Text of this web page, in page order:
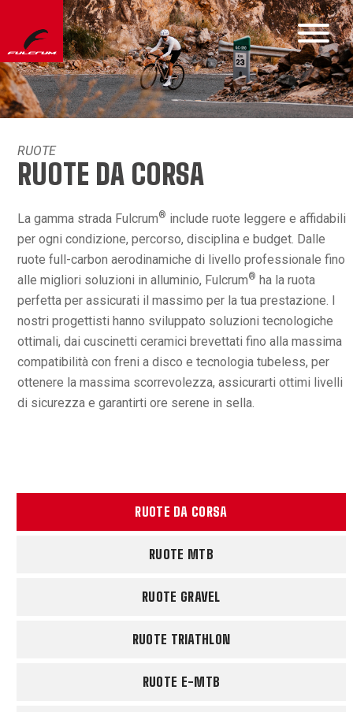
RUOTE
RUOTE DA CORSA
La gamma strada Fulcrum® include ruote leggere e affidabili
per ogni condizione, percorso, disciplina e budget. Dalle
ruote full-carbon aerodinamiche di livello professionale fino
alle migliori soluzioni in alluminio, Fulcrum® ha la ruota
perfetta per assicurati il massimo per la tua prestazione. I
nostri progettisti hanno sviluppato soluzioni tecnologiche
ottimali, dai cuscinetti ceramici brevettati fino alla massima
compatibilità con freni a disco e tecnologia tubeless, per
ottenere la massima scorrevolezza, assicurarti ottimi livelli
di sicurezza e garantirti ore serene in sella.
RUOTE DA CORSA
RUOTE MTB
RUOTE GRAVEL
RUOTE TRIATHLON
RUOTE E-MTB